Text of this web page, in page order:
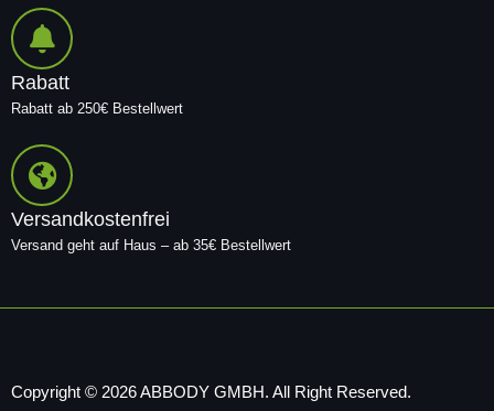
Rabatt
Rabatt ab 250€ Bestellwert
Versandkostenfrei
Versand geht auf Haus – ab 35€ Bestellwert
Copyright © 2026 ABBODY GMBH. All Right Reserved.